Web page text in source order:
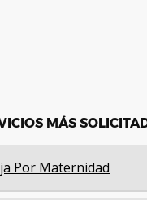
MÁS
Por Maternidad